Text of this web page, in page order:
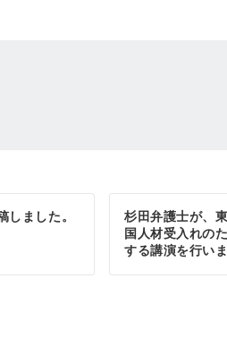
ました。
杉田弁護士が、
国人材受入れの
する講演を行いま